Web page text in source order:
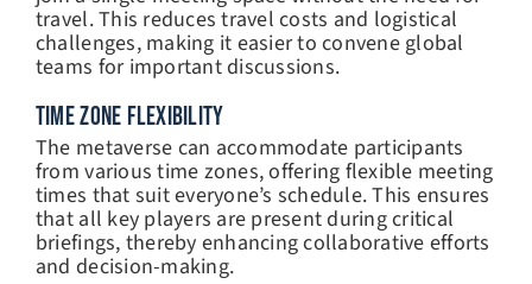
travel. This reduces travel costs and logistical
challenges, making it easier to convene global
teams for important discussions.
TIME ZONE FLEXIBILITY
The metaverse can accommodate participants
from various time zones, offering flexible meeting
times that suit everyone’s schedule. This ensures
that all key players are present during critical
briefings, thereby enhancing collaborative efforts
and decision-making.